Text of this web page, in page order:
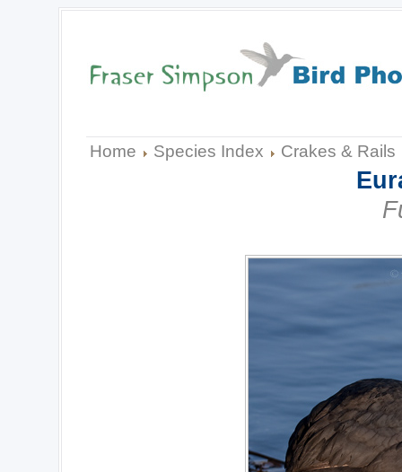
Home Species Index Crakes & Rails